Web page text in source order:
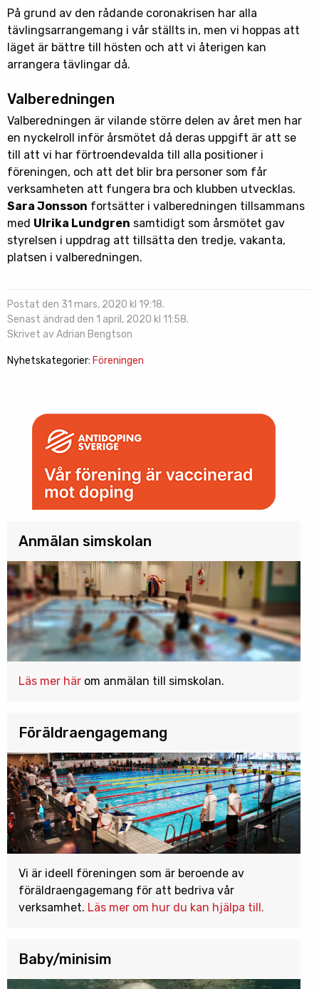
På grund av den rådande coronakrisen har alla
tävlingsarrangemang i vår ställts in, men vi hoppas att
läget är bättre till hösten och att vi återigen kan
arrangera tävlingar då.
Valberedningen
Valberedningen är vilande större delen av året men har
en nyckelroll inför årsmötet då deras uppgift är att se
till att vi har förtroendevalda till alla positioner i
föreningen, och att det blir bra personer som får
verksamheten att fungera bra och klubben utvecklas.
Sara Jonsson fortsätter i valberedningen tillsammans
med Ulrika Lundgren samtidigt som årsmötet gav
styrelsen i uppdrag att tillsätta den tredje, vakanta,
platsen i valberedningen.
Postat den 31 mars, 2020 kl 19:18.
Senast ändrad den 1 april, 2020 kl 11:58.
Skrivet av Adrian Bengtson
Nyhetskategorier: Föreningen
Anmälan simskolan
Läs mer här om anmälan till simskolan.
Föräldraengagemang
Vi är ideell föreningen som är beroende av
föräldraengagemang för att bedriva vår
verksamhet. Läs mer om hur du kan hjälpa till.
Baby/minisim